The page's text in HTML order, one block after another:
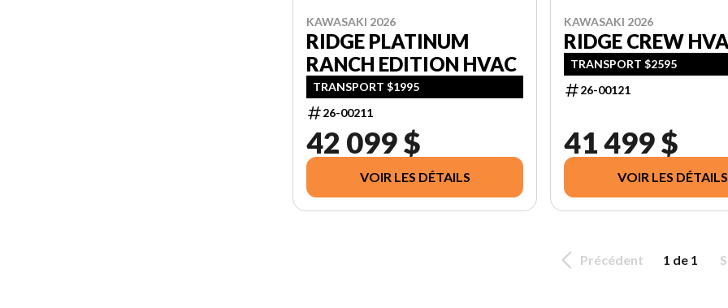
KAWASAKI 2026
RIDGE PLATINUM
RANCH EDITION HVAC
TRANSPORT $1995
26-00211
42 099 $
VOIR LES DÉTAILS
KAWASAKI 2026
RIDGE CREW
TRANSPORT $2595
26-00121
41 499 $
VOIR LES DÉTAILS
Précédent 1 de 1